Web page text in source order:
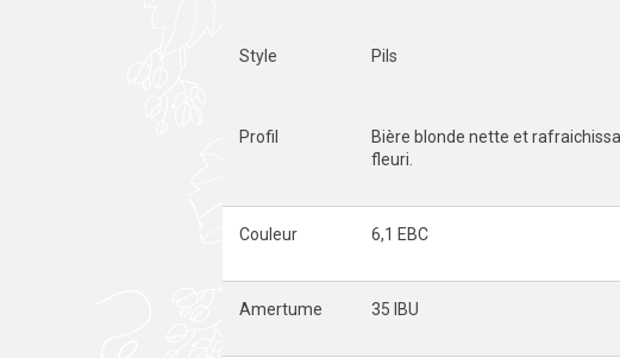
Style
Profil
Pils
Bière blonde nette et
fleuri.
Couleur 6,1 EBC
Amertume 35 IBU